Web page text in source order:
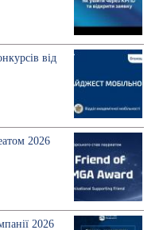
від
2026
2026